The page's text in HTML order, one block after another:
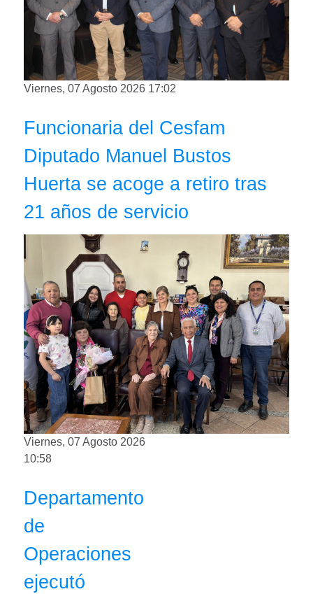
Viernes, 07 Agosto 2026 17:02
Funcionaria del Cesfam
Diputado Manuel Bustos
Huerta se acoge a retiro tras
21 años de servicio
Viernes, 07 Agosto 2026
10:58
Departamento
de
Operaciones
ejecutó